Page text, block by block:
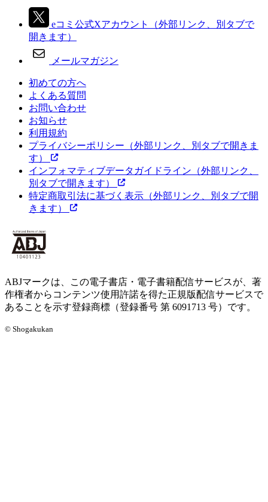
eコミ公式Xアカウント
（外部リンク、別タブで
開きます）
メールマガジン
初めての方へ
よくある質問
お問い合わせ
お知らせ
利用規約
プライバシーポリシー （外部リンク、別タブで開きま
す）
インフォマティブデータガイドライン （外部リンク、
別タブで開きます）
特定商取引法に基づく表示 （外部リンク、別タブで開
きます）
ABJマークは、この電子書店・電子書籍配信サービスが、著
作権者からコンテンツ使用許諾を得た正規版配信サービスで
あることを示す登録商標（登録番号 第 6091713 号）です。
© Shogakukan